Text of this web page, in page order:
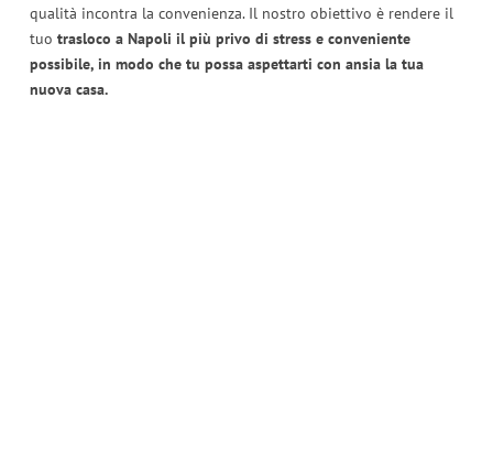
qualità incontra la convenienza. Il nostro obiettivo è rendere il
tuo trasloco a Napoli il più privo di stress e conveniente
possibile, in modo che tu possa aspettarti con ansia la tua
nuova casa.